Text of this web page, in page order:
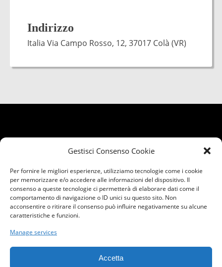
Gestisci Consenso Cookie
Per fornire le migliori esperienze, utilizziamo tecnologie come i cookie
per memorizzare e/o accedere alle informazioni del dispositivo. Il
consenso a queste tecnologie ci permetterà di elaborare dati come il
comportamento di navigazione o ID unici su questo sito. Non
acconsentire o ritirare il consenso può influire negativamente su alcune
caratteristiche e funzioni.
Manage services
Accetta
Indirizzo
Italia Via Campo Rosso, 12, 37017 Colà (VR)
Privacy Cookie